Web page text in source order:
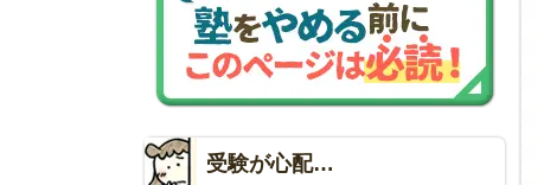
受験が心配…